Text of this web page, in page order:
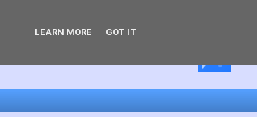
LEARN MORE GOT IT